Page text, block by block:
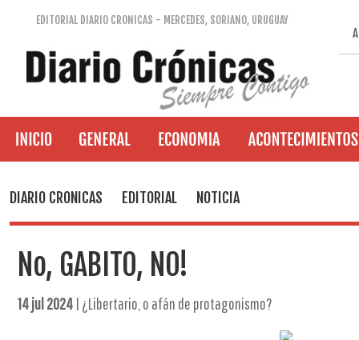
EDITORIAL DIARIO CRONICAS - MERCEDES, SORIANO, URUGUAY
DIARIO CRONICAS EDITORIAL NOTICIA
No, GABITO, NO!
14 jul 2024 | ¿Libertario, o afán de protagonismo?